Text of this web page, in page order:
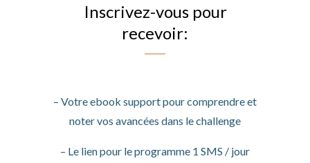
Inscrivez-vous pour
recevoir:
– Votre ebook support pour comprendre et
noter vos avancées dans le challenge
– Le lien pour le programme 1 SMS / jour